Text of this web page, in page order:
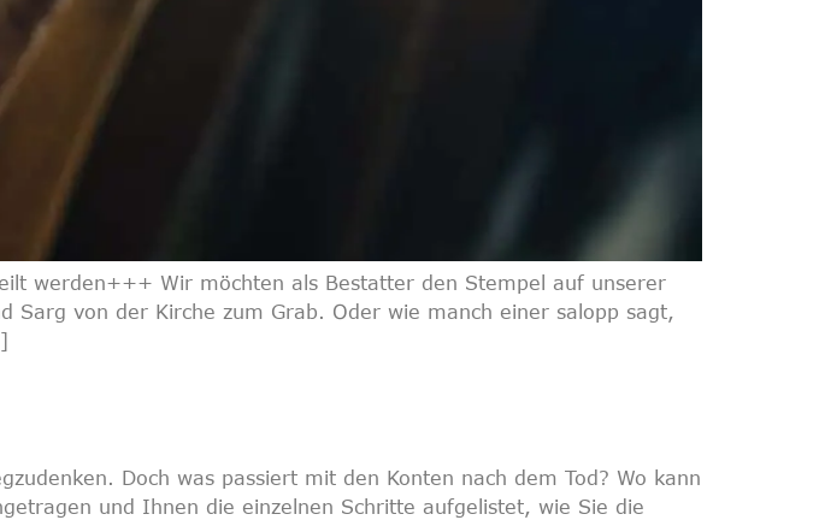
werden+++ Wir möchten als Bestatter den Stempel auf unserer
Sarg von der Kirche zum Grab. Oder wie manch einer salopp sagt,
Doch was passiert mit den Konten nach dem Tod? Wo kann
und Ihnen die einzelnen Schritte aufgelistet, wie Sie die